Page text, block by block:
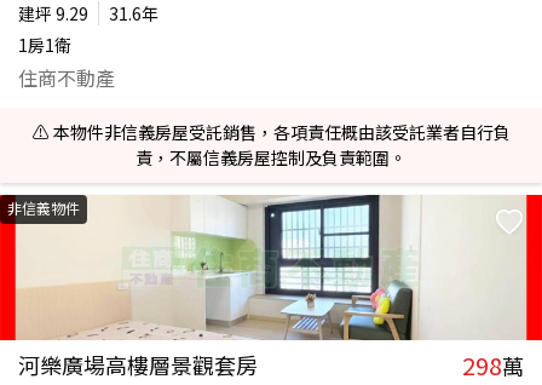
建坪 9.29
31.6年
1房1衛
住商不動產
⚠️ 本物件非信義房屋受託銷售，各項責任概由該受託業者自行負
責，不屬信義房屋控制及負責範圍。
非信義物件
河樂廣場高樓層景觀套房 298萬